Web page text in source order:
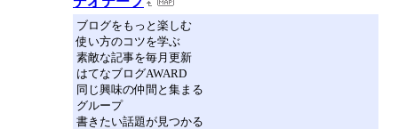
ブログをもっと楽しむ
使い方のコツを学ぶ
素敵な記事を毎月更新
はてなブログAWARD
同じ興味の仲間と集まる
グループ
書きたい話題が見つかる